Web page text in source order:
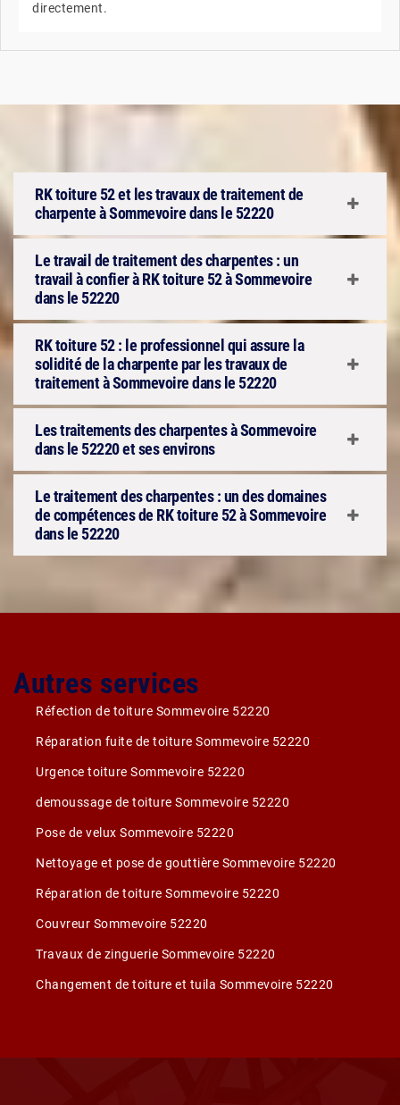
directement.
RK toiture 52 et les travaux de traitement de
charpente à Sommevoire dans le 52220
Le travail de traitement des charpentes : un
travail à confier à RK toiture 52 à Sommevoire
dans le 52220
RK toiture 52 : le professionnel qui assure la
solidité de la charpente par les travaux de
traitement à Sommevoire dans le 52220
Les traitements des charpentes à Sommevoire
dans le 52220 et ses environs
Le traitement des charpentes : un des domaines
de compétences de RK toiture 52 à Sommevoire
dans le 52220
Autres services
Réfection de toiture Sommevoire 52220
Réparation fuite de toiture Sommevoire 52220
Urgence toiture Sommevoire 52220
demoussage de toiture Sommevoire 52220
Pose de velux Sommevoire 52220
Nettoyage et pose de gouttière Sommevoire 52220
Réparation de toiture Sommevoire 52220
Couvreur Sommevoire 52220
Travaux de zinguerie Sommevoire 52220
Changement de toiture et tuila Sommevoire 52220